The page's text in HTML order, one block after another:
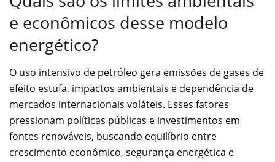
e econômicos desse modelo
energético?
O uso intensivo de petróleo gera emissões de gases de
efeito estufa, impactos ambientais e dependência de
mercados internacionais voláteis. Esses fatores
pressionam políticas públicas e investimentos em
fontes renováveis, buscando equilíbrio entre
crescimento econômico, segurança energética e